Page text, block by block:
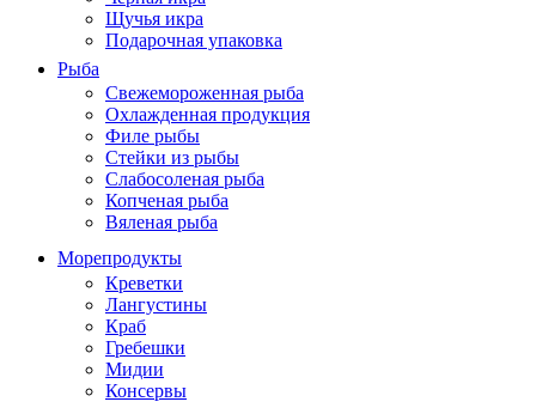
Щучья икра
Подарочная упаковка
Рыба
Свежемороженная рыба
Охлажденная продукция
Филе рыбы
Стейки из рыбы
Слабосоленая рыба
Копченая рыба
Вяленая рыба
Морепродукты
Креветки
Лангустины
Краб
Гребешки
Мидии
Консервы